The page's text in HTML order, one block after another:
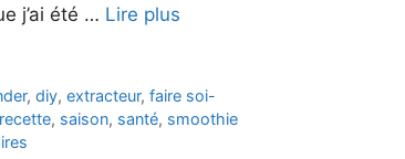
j’ai été … Lire plus
,diy,extracteur,faire soi-
recette, saison, santé, smoothie